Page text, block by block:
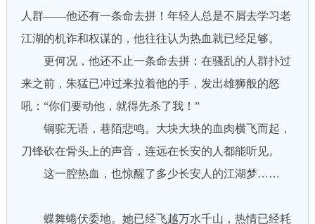
人群——他还有一条命去拼！年轻人总是不屑去学习老
江湖的机诈和权谋的，他往往认为热血就已经足够。
更何况，他还不止一条命去拼：在骚乱的人群扑过
来之前，朱猛已冲过来拉着他的手，发出雄狮般的怒
吼：“你们要动他，就得先杀了我！”
铜驼无语，巷陌悲鸣。大块大块的血肉横飞而起，
刀锋砍在骨头上的声音，连远在长安的人都能听见。
这一腔热血，也惊醒了多少长安人的江湖梦……
蝶舞蜷伏委地。她已经飞越万水千山，热情已经耗